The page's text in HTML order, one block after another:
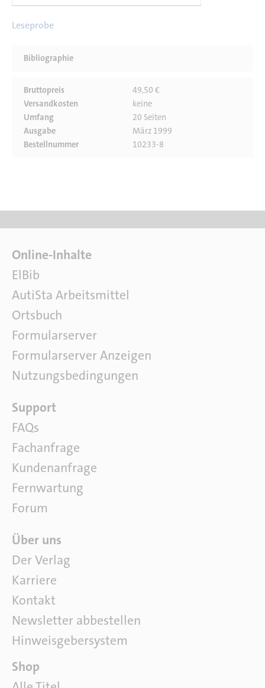
Leseprobe
Bibliographie
Bruttopreis
49,50 €
Versandkosten
keine
Umfang
20 Seiten
Ausgabe
März 1999
Bestellnummer
10233-8
F
a
c
h
l
i
t
e
r
a
u
r
Online-Inhalte
ElBib
AutiSta Arbeitsmittel
Ortsbuch
Formularserver
Formularserver Anzeigen
Nutzungsbedingungen
S
o
f
t
w
a
r
e
Support
FAQs
Fachanfrage
Kundenanfrage
Fernwartung
Forum
Ü
b
e
r
u
n
s
Über uns
Der Verlag
Karriere
Kontakt
Newsletter abbestellen
Hinweisgebersystem
P
a
Shop